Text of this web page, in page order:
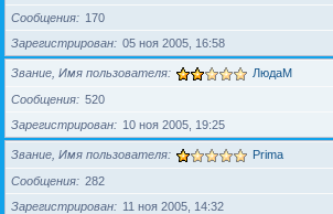
Сообщения
170
Зарегистрирован
05 ноя 2005, 16:58
Звание, Имя пользователя ЛюдаМ
Сообщения
520
Зарегистрирован
10 ноя 2005, 19:25
Звание, Имя пользователя Prima
Сообщения
282
Зарегистрирован
11 ноя 2005, 14:32